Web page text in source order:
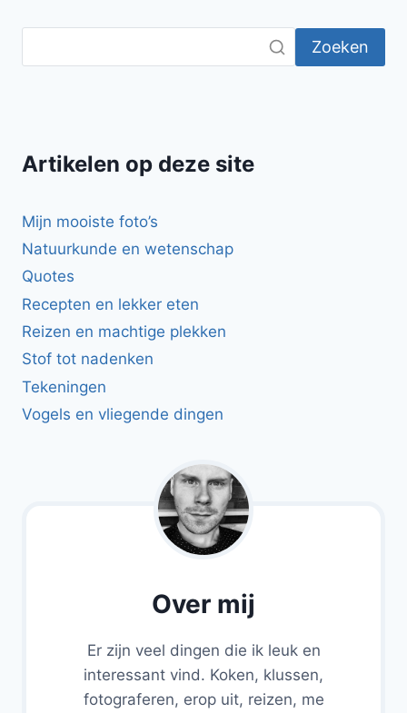
Zoeken
Artikelen op deze site
Mijn mooiste foto’s
Natuurkunde en wetenschap
Quotes
Recepten en lekker eten
Reizen en machtige plekken
Stof tot nadenken
Tekeningen
Vogels en vliegende dingen
Over mij
Er zijn veel dingen die ik leuk en
interessant vind. Koken, klussen,
fotograferen, erop uit, reizen, me